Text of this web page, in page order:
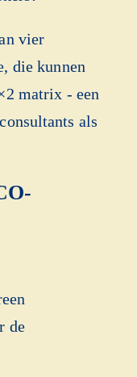
vier
die kunnen
matrix - een
als
de